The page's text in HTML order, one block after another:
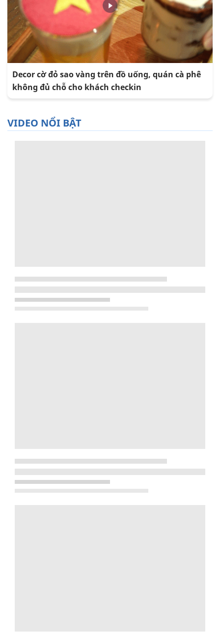
Decor cờ đỏ sao vàng trên đồ uống, quán cà phê
không đủ chỗ cho khách checkin
VIDEO NỔI BẬT